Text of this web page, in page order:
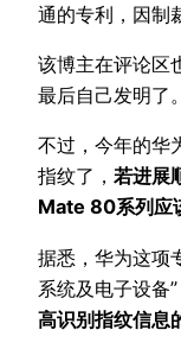
通的专利，因制
该博主在评论区
最后自己发明了。
不过，今年的华
指纹了， 若进展
Mate 80系列应
据悉，华为这项
系统及电子设备
高识别指纹信息